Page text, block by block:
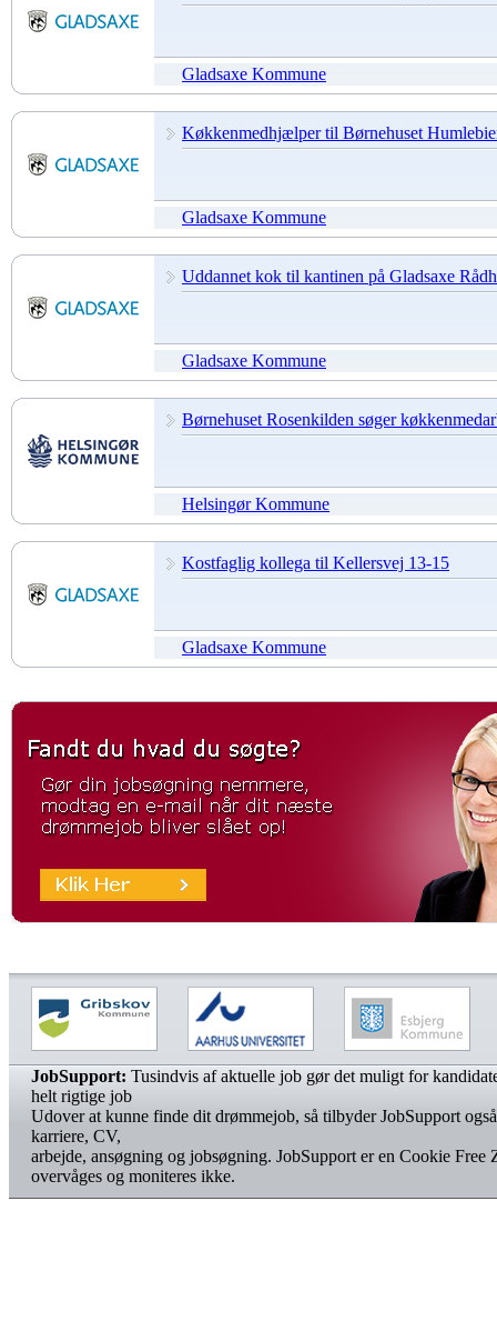
Gladsaxe Kommune
Køkkenmedhjælper til Børnehuset
Gladsaxe Kommune
Uddannet kok til kantinen på Gladsaxe
Gladsaxe Kommune
Børnehuset Rosenkilden søger
Helsingør Kommune
Kostfaglig kollega til Kellersvej 13-15
Gladsaxe Kommune
JobSupport: Tusindvis af aktuelle job gør det muligt for
helt rigtige job
Udover at kunne finde dit drømmejob, så tilbyder JobSupport
karriere, CV,
arbejde, ansøgning og jobsøgning. JobSupport er en Cookie Free
overvåges og moniteres ikke.